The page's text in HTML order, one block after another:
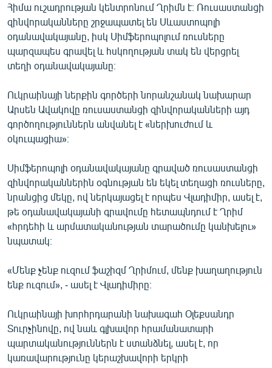
Հիմա ուշադրության կենտրոնում Ղրիմն է։ Ռուսաստանցի
զինվորականները շրջապատել են Սևաստոպոլի
օդանավակայանը, իսկ Սիմֆերոպոլում ռուսները
պարզապես գրավել և հսկողության տակ են վերցրել
տեղի օդանավակայանը։
Ուկրաինայի ներքին գործերի նորանշանակ նախարար
Արսեն Ավակովը ռուսաստանցի զինվորականների այդ
գործողություններն անվանել է «ներխուժում և
օկուպացիա»։
Սիմֆերոպոլի օդանավակայանը գրաված ռուսաստանցի
զինվորականներին օգնության են եկել տեղացի ռուսները,
նրանցից մեկը, ով ներկայացել է որպես Վլադիմիր, ասել է,
թե օդանավակայանի գրավումը հետապնդում է Ղրիմ
«հրդեհի և արմատականության տարածումը կանխելու»
նպատակ։
«Մենք չենք ուզում ֆաշիզմ Ղրիմում, մենք խաղաղություն
ենք ուզում», - ասել է Վլադիմիրը։
Ուկրաինայի խորհրդարանի նախագահ Օլեքսանդր
Տուրչինովը, ով նաև գլխավոր հրամանատարի
պարտականություններն է ստանձնել, ասել է, որ
կառավարությունը կերաշխավորի երկրի